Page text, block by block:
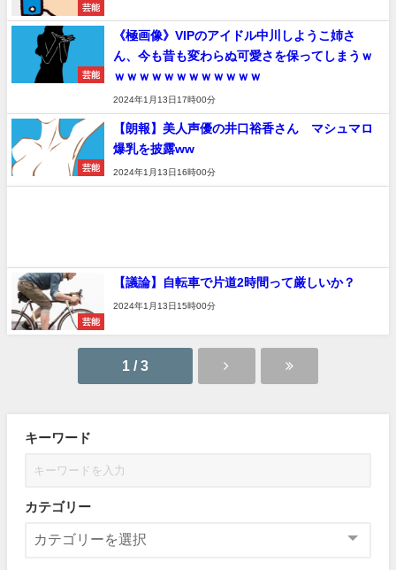
芸能
芸能
《極画像》VIPのアイドル中川しようこ姉さ
ん、今も昔も変わらぬ可愛さを保ってしまうｗ
ｗｗｗｗｗｗｗｗｗｗｗｗ
2024年1月13日17時00分
芸能
【朗報】美人声優の井口裕香さん マシュマロ
爆乳を披露ww
2024年1月13日16時00分
芸能
【議論】自転車で片道2時間って厳しいか？
2024年1月13日15時00分
1 / 3
キーワード
カテゴリー